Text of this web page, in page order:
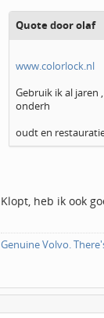
Quote door olaf
www.colorlock.nl
Gebruik ik al jaren
onderh
oudt en
Klopt, heb ik ook
Genuine Volvo.